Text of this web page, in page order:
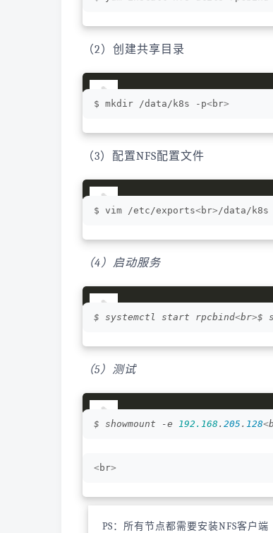
（2）创建共享目录
$ mkdir /data/k8s -p<br>
（3）配置NFS配置文件
$ vim /etc/exports<br>/data/k8s
（4）启动服务
$ systemctl start rpcbind<br>$
（5）测试
$ showmount -e 192.168 . 205 . 128<
<br>
PS：所有节点都需要安装NFS客户端